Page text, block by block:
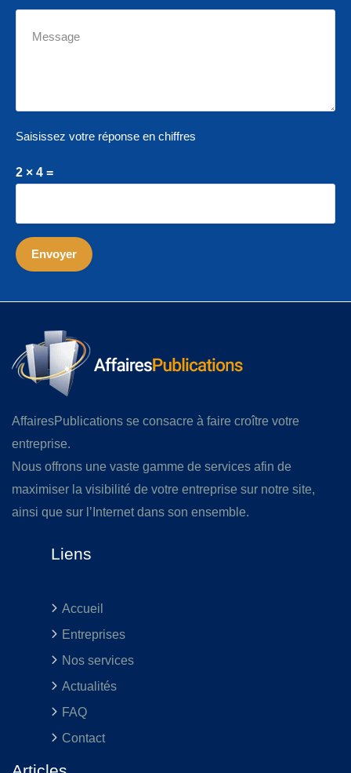
Saisissez votre réponse en chiffres
2 × 4 =
AffairesPublications se consacre à faire croître votre
entreprise.
Nous offrons une vaste gamme de services afin de
maximiser la visibilité de votre entreprise sur notre site,
ainsi que sur l’Internet dans son ensemble.
Liens
Accueil
Entreprises
Nos services
Actualités
FAQ
Contact